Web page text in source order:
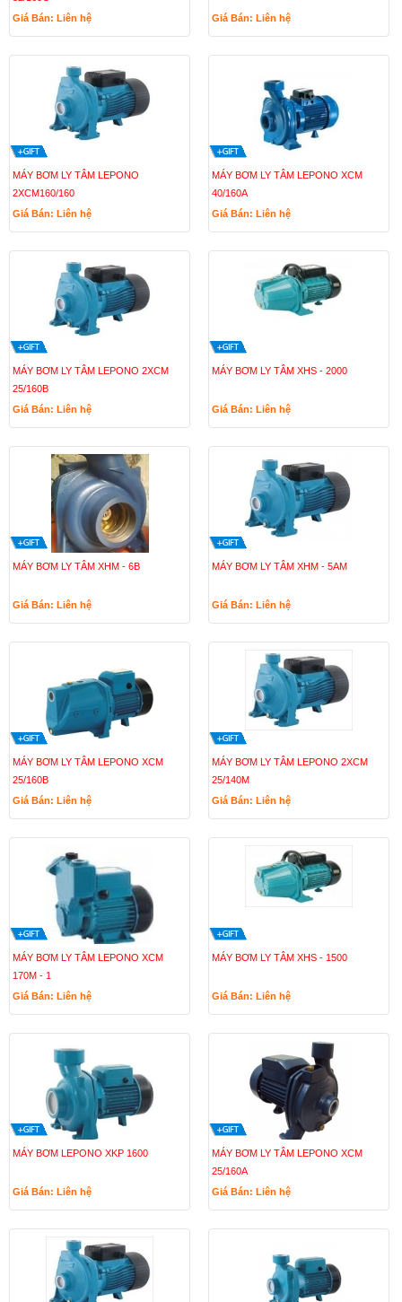
Giá Bán: Liên hệ
Giá Bán: Liên hệ
MÁY BƠM LY TÂM LEPONO
2XCM160/160
Giá Bán: Liên hệ
MÁY BƠM LY TÂM LEPONO XCM
40/160A
Giá Bán: Liên hệ
MÁY BƠM LY TÂM LEPONO 2XCM
25/160B
Giá Bán: Liên hệ
MÁY BƠM LY TÂM XHS - 2000
Giá Bán: Liên hệ
MÁY BƠM LY TÂM XHM - 6B
Giá Bán: Liên hệ
MÁY BƠM LY TÂM XHM - 5AM
Giá Bán: Liên hệ
MÁY BƠM LY TÂM LEPONO XCM
25/160B
Giá Bán: Liên hệ
MÁY BƠM LY TÂM LEPONO 2XCM
25/140M
Giá Bán: Liên hệ
MÁY BƠM LY TÂM LEPONO XCM
170M - 1
Giá Bán: Liên hệ
MÁY BƠM LY TÂM XHS - 1500
Giá Bán: Liên hệ
MÁY BƠM LEPONO XKP 1600
Giá Bán: Liên hệ
MÁY BƠM LY TÂM LEPONO XCM
25/160A
Giá Bán: Liên hệ